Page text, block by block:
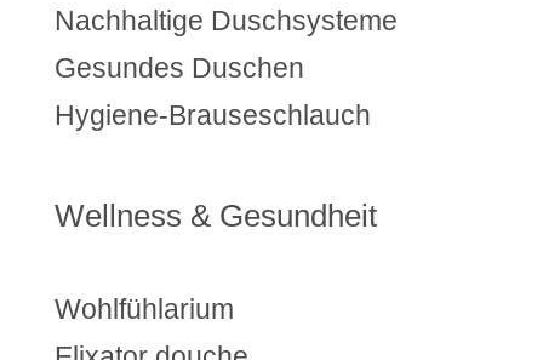
Nachhaltige Duschsysteme
Gesundes Duschen
Hygiene-Brauseschlauch
Wellness & Gesundheit
Wohlfühlarium